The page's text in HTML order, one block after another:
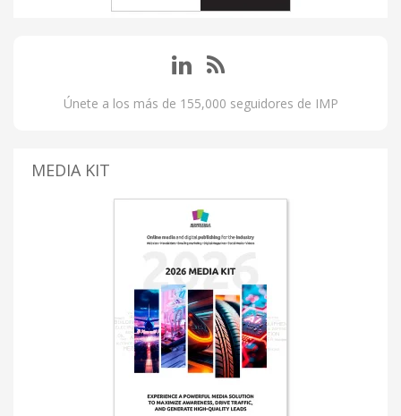
Únete a los más de 155,000 seguidores de IMP
MEDIA KIT